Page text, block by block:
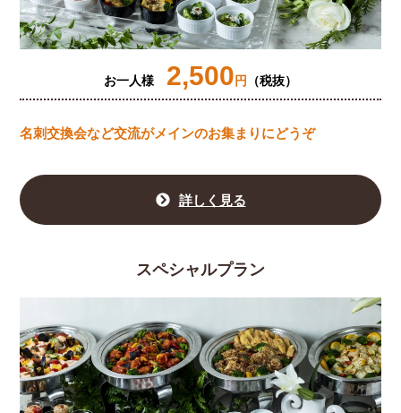
お一人様 2,500 円 （税抜）
名刺交換会など交流がメインのお集まりにどうぞ
詳しく見る
スペシャルプラン